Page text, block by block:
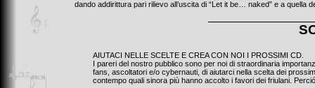
dando addirittura pari rilievo all’uscita di “Let it be… naked” e a quella
AIUTACI NELLE SCELTE E CREA CON NOI I PROSSIMI CD.
I pareri del nostro pubblico sono per noi di straordinaria
fans, ascoltatori e/o cybernauti, di aiutarci nella scelta dei
contempo quali sinora più hanno accolto i favori dei friulani.